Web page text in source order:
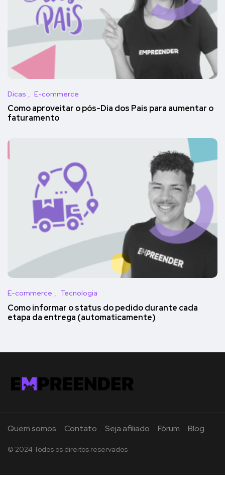
Dicas E-commerce
Como aproveitar o pós-Dia dos Pais para aumentar o
faturamento
E-commerce Tecnologia
Como informar o status do pedido durante cada
etapa da entrega (automaticamente)
Quem somos Contato Seja afiliado Fórum Blog
© 2024 Todos os direitos reservados